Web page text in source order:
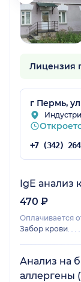
Лицензия
г Пермь,
IgE анализ
470 ₽
Оплачивается
Забор крови
Анализ на
аллергены